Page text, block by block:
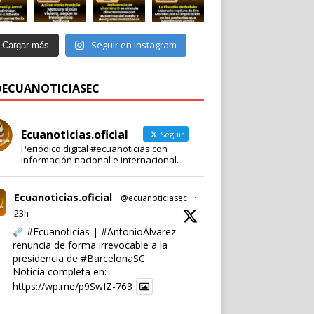
Cargar más Seguir en Instagram
Ecuanoticias.oficial Seguir
Periódico digital #ecuanoticias con
información nacional e internacional.
Ecuanoticias.oficial @ecuanoticiasec
·
23h
#Ecuanoticias | #AntonioÁlvarez
renuncia de forma irrevocable a la
presidencia de #BarcelonaSC.
Noticia completa en:
https://wp.me/p9SwIZ-763